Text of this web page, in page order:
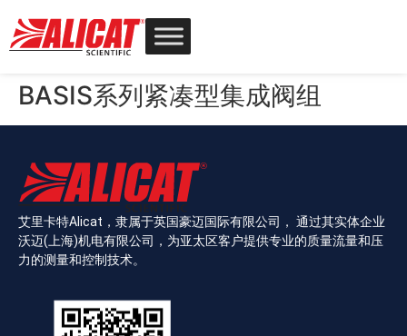
BASIS系列紧凑型集成阀组
艾里卡特Alicat，隶属于英国豪迈国际有限公司， 通过其实体企业
沃迈(上海)机电有限公司，为亚太区客户提供专业的质量流量和压
力的测量和控制技术。